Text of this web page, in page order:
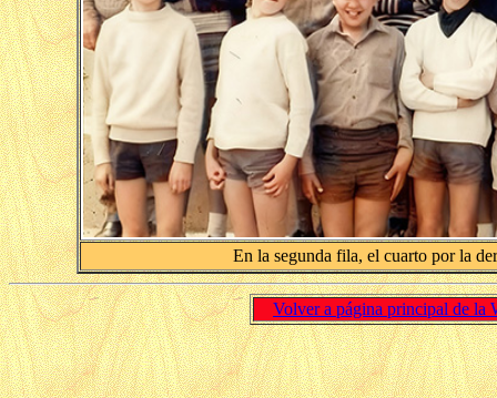
En la segunda fila, el cuarto por la
Volver a página principal de la